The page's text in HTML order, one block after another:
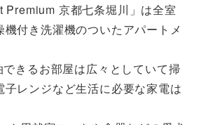
Premium 京都七条堀川」は全室
付き洗濯機のついたアパートメ
子レンジなど生活に必要な家電は